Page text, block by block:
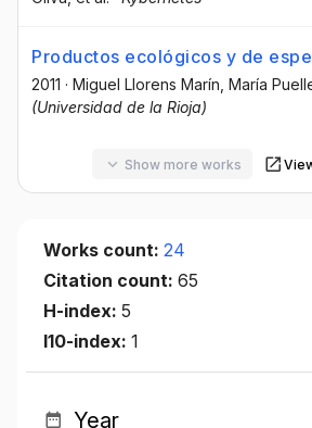
Productos ecológicos y de
2011 · Miguel Llorens Marín , María
(Universidad de la Rioja)
Show more works
Works count: 24
Citation count: 65
H-index: 5
I10-index: 1
Year